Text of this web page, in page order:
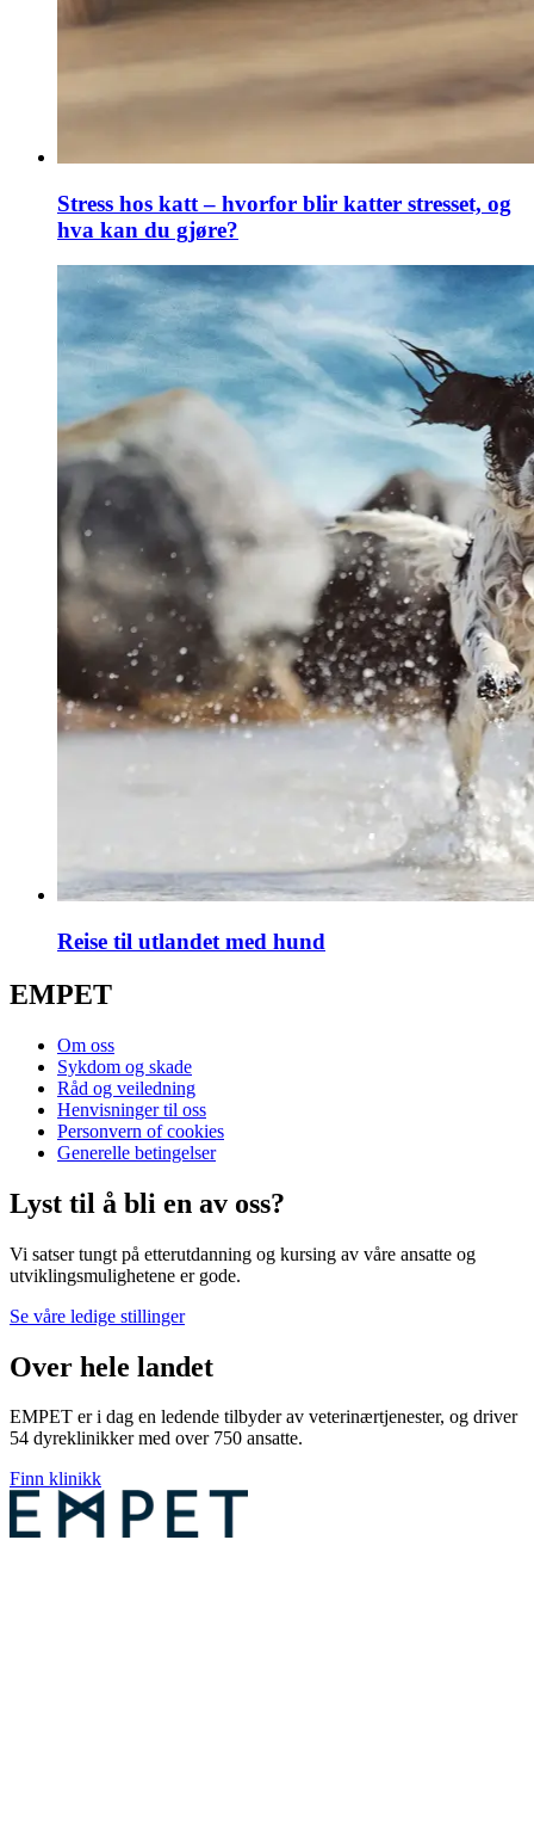
Stress hos katt – hvorfor blir katter stresset, og
hva kan du gjøre?
Reise til utlandet med hund
EMPET
Om oss
Sykdom og skade
Råd og veiledning
Henvisninger til oss
Personvern of cookies
Generelle betingelser
Lyst til å bli en av oss?
Vi satser tungt på etterutdanning og kursing av våre ansatte og
utviklingsmulighetene er gode.
Se våre ledige stillinger
Over hele landet
EMPET er i dag en ledende tilbyder av veterinærtjenester, og driver
54 dyreklinikker med over 750 ansatte.
Finn klinikk